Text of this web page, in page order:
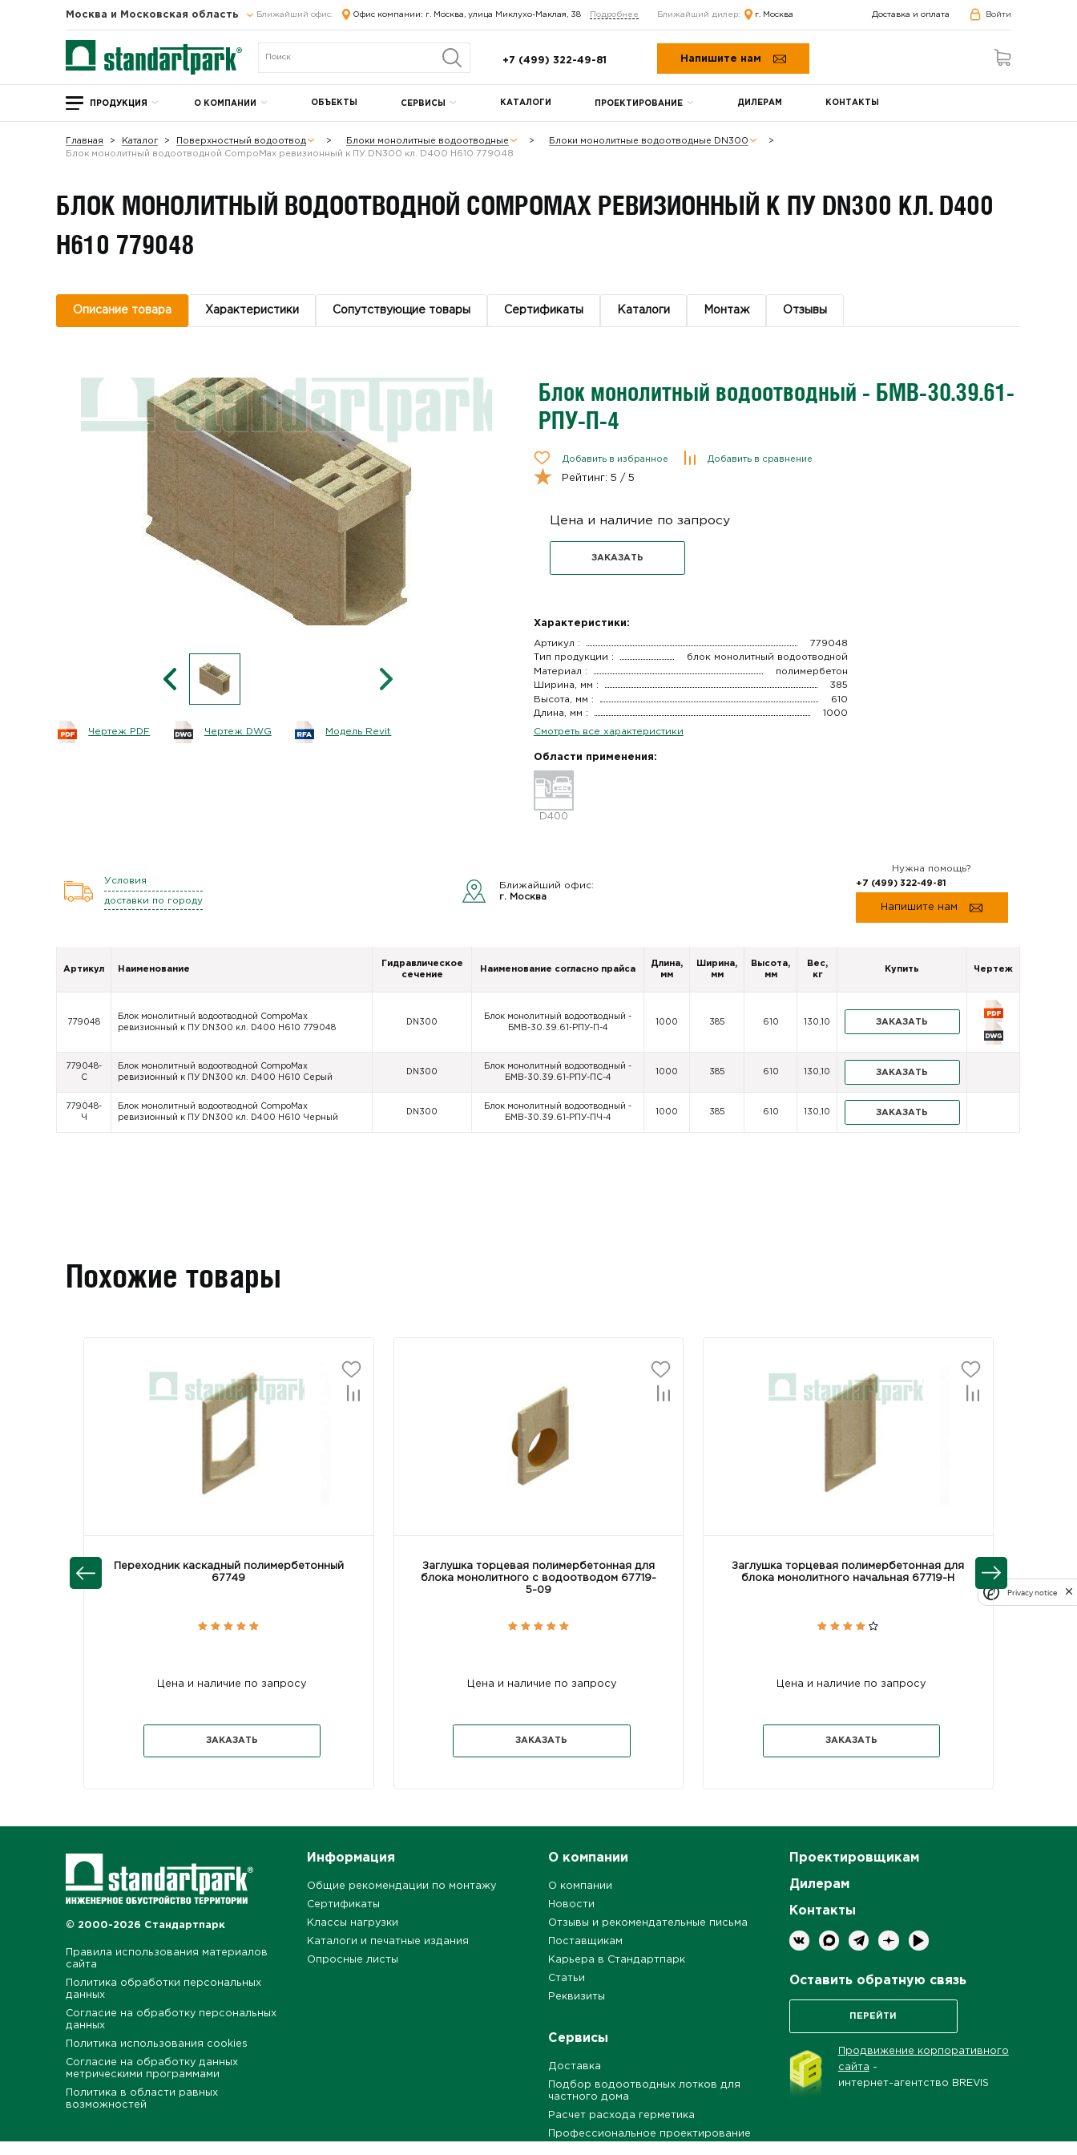
Москва и Московская область Ближайший офис: Офис компании: г. Москва, улица Миклухо-Маклая, 38 Подробнее Ближайший дилер: г. Москва Доставка и оплата Войти
+7 (499) 322-49-81 Напишите нам
ПРОДУКЦИЯ О КОМПАНИИ ОБЪЕКТЫ СЕРВИСЫ КАТАЛОГИ ПРОЕКТИРОВАНИЕ ДИЛЕРАМ КОНТАКТЫ
Главная Каталог Поверхностный водоотвод Блоки монолитные водоотводные
Блоки монолитные водоотводные DN300
Блок монолитный водоотводной CompoMax ревизионный к ПУ DN300 кл. D400 H610 779048
БЛОК МОНОЛИТНЫЙ ВОДООТВОДНОЙ COMPOMAX РЕВИЗИОННЫЙ К ПУ DN300 КЛ. D400
H610 779048
Описание товара Характеристики Сопутствующие товары Сертификаты Каталоги Монтаж Отзывы
Блок монолитный водоотводный - БМВ-30.39.61-
РПУ-П-4
Чертеж PDF Чертеж DWG Модель Revit
Добавить в избранное Добавить в сравнение
Рейтинг: 5 / 5
Цена и наличие по запросу
ЗАКАЗАТЬ
Характеристики:
Артикул :
779048
Тип продукции :
блок монолитный водоотводной
Материал :
полимербетон
Ширина, мм :
385
Высота, мм :
610
Длина, мм :
1000
Смотреть все характеристики
Области применения:
D400
Условия
доставки по городу
Ближайший офис:
г. Москва
Нужна помощь?
+7 (499) 322-49-81
Напишите нам
Артикул Наименование
Гидравлическое
сечение
Наименование согласно прайса
Длина,
мм
Ширина,
мм
Высота,
мм
Вес,
кг
Купить Чертеж
779048
Блок монолитный водоотводной CompoMax
ревизионный к ПУ DN300 кл. D400 H610 779048
DN300
Блок монолитный водоотводный -
БМВ-30.39.61-РПУ-П-4
1000 385 610 130,10 ЗАКАЗАТЬ
779048-
С
Блок монолитный водоотводной CompoMax
ревизионный к ПУ DN300 кл. D400 H610 Серый
DN300
Блок монолитный водоотводный -
БМВ-30.39.61-РПУ-ПС-4
1000 385 610 130,10 ЗАКАЗАТЬ
779048-
Ч
Блок монолитный водоотводной CompoMax
ревизионный к ПУ DN300 кл. D400 H610 Черный
DN300
Блок монолитный водоотводный -
БМВ-30.39.61-РПУ-ПЧ-4
1000 385 610 130,10 ЗАКАЗАТЬ
Похожие товары
Переходник каскадный полимербетонный
67749
Цена и наличие по запросу
ЗАКАЗАТЬ
Заглушка торцевая полимербетонная для
блока монолитного с водоотводом 67719-
5-09
Цена и наличие по запросу
ЗАКАЗАТЬ
Заглушка торцевая полимербетонная для
блока монолитного начальная 67719-Н
Цена и наличие по запросу
ЗАКАЗАТЬ
© 2000-2026 Стандартпарк
Правила использования материалов
сайта
Политика обработки персональных
данных
Согласие на обработку персональных
данных
Политика использования cookies
Согласие на обработку данных
метрическими программами
Политика в области равных
возможностей
Информация
Общие рекомендации по монтажу
Сертификаты
Классы нагрузки
Каталоги и печатные издания
Опросные листы
О компании
О компании
Новости
Отзывы и рекомендательные письма
Поставщикам
Карьера в Стандартпарк
Статьи
Реквизиты
Сервисы
Доставка
Подбор водоотводных лотков для
частного дома
Расчет расхода герметика
Профессиональное проектирование
Проектировщикам
Дилерам
Контакты
Оставить обратную связь
ПЕРЕЙТИ
Продвижение корпоративного
сайта -
интернет-агентство BREVIS
Privacy notice